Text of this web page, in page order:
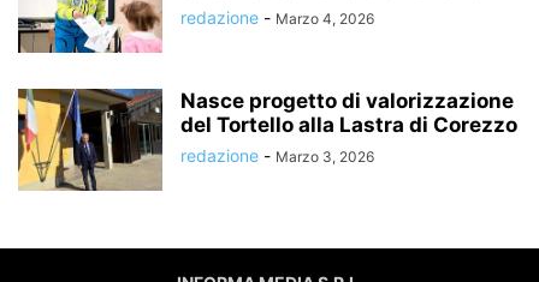
redazione - Marzo 4, 2026
Nasce progetto di valorizzazione
del Tortello alla Lastra di Corezzo
redazione - Marzo 3, 2026